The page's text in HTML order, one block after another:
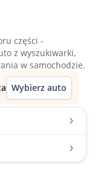
części -
z wyszukiwarki,
w samochodzie.
Wybierz auto